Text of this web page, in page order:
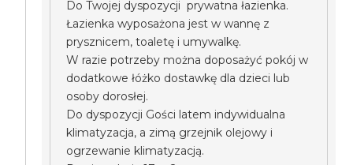
Do Twojej dyspozycji prywatna łazienka.
Łazienka wyposażona jest w wannę z
prysznicem, toaletę i umywalkę.
W razie potrzeby można doposażyć pokój w
dodatkowe łóżko dostawkę dla dzieci lub
osoby dorosłej.
Do dyspozycji Gości latem indywidualna
klimatyzacja, a zimą grzejnik olejowy i
ogrzewanie klimatyzacją.